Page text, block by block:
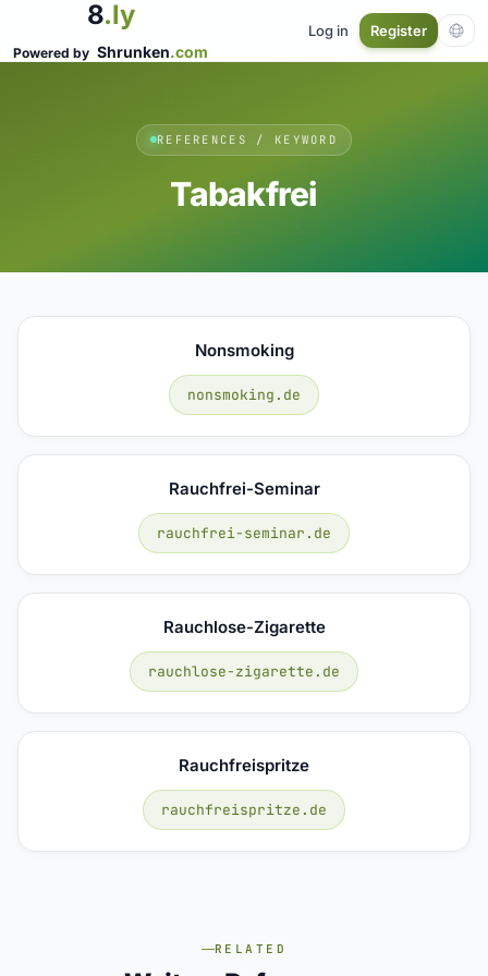
8.ly
Powered by Shrunken.com
Log in Register
REFERENCES / KEYWORD
Tabakfrei
Nonsmoking
nonsmoking.de
Rauchfrei-Seminar
rauchfrei-seminar.de
Rauchlose-Zigarette
rauchlose-zigarette.de
Rauchfreispritze
rauchfreispritze.de
RELATED